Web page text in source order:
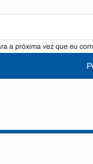
a próxima vez que eu